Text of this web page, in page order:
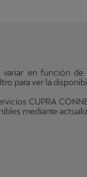
en función
para ver la
CUPRA
mediante